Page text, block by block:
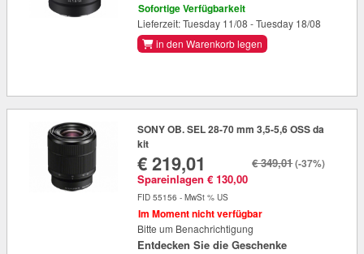
Sofortige Verfügbarkeit
Lieferzeit: Tuesday 11/08 - Tuesday 18/08
in den Warenkorb legen
SONY OB. SEL 28-70 mm 3,5-5,6 OSS da
kit
€ 219,01
Spareinlagen € 130,00
€ 349,01(-37%)
FID 55156 - MwSt % US
Im Moment nicht verfügbar
Bitte um Benachrichtigung
Entdecken Sie die Geschenke